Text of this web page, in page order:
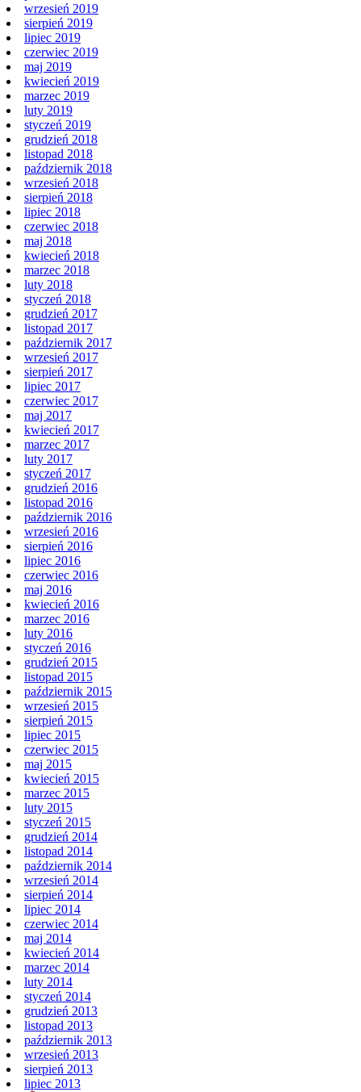
wrzesień 2019
sierpień 2019
lipiec 2019
czerwiec 2019
maj 2019
kwiecień 2019
marzec 2019
luty 2019
styczeń 2019
grudzień 2018
listopad 2018
październik 2018
wrzesień 2018
sierpień 2018
lipiec 2018
czerwiec 2018
maj 2018
kwiecień 2018
marzec 2018
luty 2018
styczeń 2018
grudzień 2017
listopad 2017
październik 2017
wrzesień 2017
sierpień 2017
lipiec 2017
czerwiec 2017
maj 2017
kwiecień 2017
marzec 2017
luty 2017
styczeń 2017
grudzień 2016
listopad 2016
październik 2016
wrzesień 2016
sierpień 2016
lipiec 2016
czerwiec 2016
maj 2016
kwiecień 2016
marzec 2016
luty 2016
styczeń 2016
grudzień 2015
listopad 2015
październik 2015
wrzesień 2015
sierpień 2015
lipiec 2015
czerwiec 2015
maj 2015
kwiecień 2015
marzec 2015
luty 2015
styczeń 2015
grudzień 2014
listopad 2014
październik 2014
wrzesień 2014
sierpień 2014
lipiec 2014
czerwiec 2014
maj 2014
kwiecień 2014
marzec 2014
luty 2014
styczeń 2014
grudzień 2013
listopad 2013
październik 2013
wrzesień 2013
sierpień 2013
lipiec 2013